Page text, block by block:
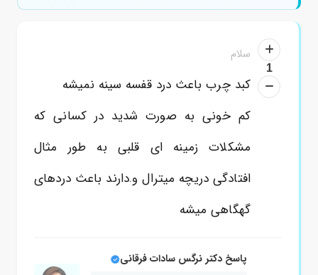
1
سلام
کبد چرب باعث درد قفسه سینه نمیشه
کم خونی به صورت شدید در کسانی که
مشکلات زمینه ای قلبی به طور مثال
افتادگی دریچه میترال و.دارند باعث دردهای
گهگاهی میشه
پاسخ دکتر نرگس سادات فرقانی